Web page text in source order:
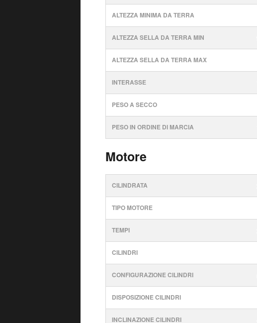
ALTEZZA MINIMA DA TERRA
ALTEZZA SELLA DA TERRA MIN
ALTEZZA SELLA DA TERRA MAX
INTERASSE
PESO A SECCO
PESO IN ORDINE DI MARCIA
Motore
CILINDRATA
TIPO MOTORE
TEMPI
CILINDRI
CONFIGURAZIONE CILINDRI
DISPOSIZIONE CILINDRI
INCLINAZIONE CILINDRI